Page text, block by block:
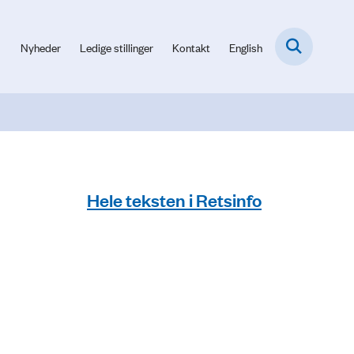
Nyheder Ledige stillinger Kontakt English
Hele teksten i Retsinfo